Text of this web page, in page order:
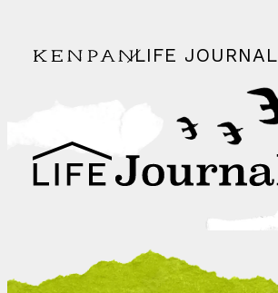
KENPAN LIFE JOURNAL
life journal